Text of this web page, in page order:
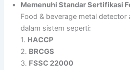
Memenuhi Standar Sertifikasi
Food & beverage metal detector
dalam sistem seperti:
1. HACCP
2. BRCGS
3. FSSC 22000